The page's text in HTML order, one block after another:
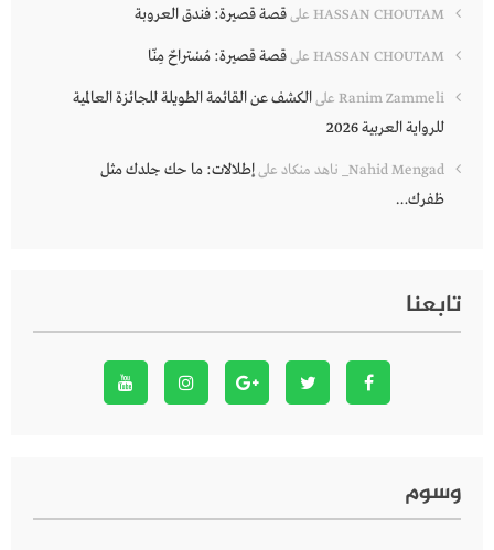
HASSAN CHOUTAM علىقصة قصيرة: فندق العروبة
HASSAN CHOUTAM علىقصة قصيرة: مُسْتراحٌ مِنّا
Ranim Zammeli علىالكشف عن القائمة الطويلة للجائزة العالمية
للرواية العربية 2026
Nahid Mengad_ ناهد منكاد علىإطلالات: ما حك جلدك مثل
ظفرك…
تابعنا
وسوم